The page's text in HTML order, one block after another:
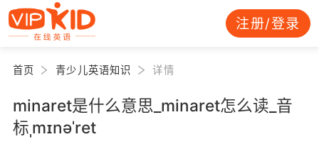
注册/登录
首页 青少儿英语知识 详情
minaret是什么意思_minaret怎么读_音
标ˌmɪnəˈret